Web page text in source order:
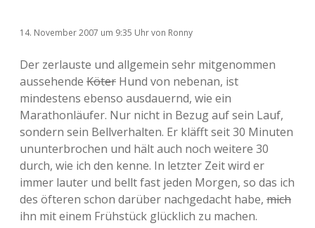
14. November 2007 um 9:35 Uhrvon Ronny
Der zerlauste und allgemein sehr mitgenommen
aussehende Köter Hund von nebenan, ist
mindestens ebenso ausdauernd, wie ein
Marathonläufer. Nur nicht in Bezug auf sein Lauf,
sondern sein Bellverhalten. Er kläfft seit 30 Minuten
ununterbrochen und hält auch noch weitere 30
durch, wie ich den kenne. In letzter Zeit wird er
immer lauter und bellt fast jeden Morgen, so das ich
des öfteren schon darüber nachgedacht habe, mich
ihn mit einem Frühstück glücklich zu machen.